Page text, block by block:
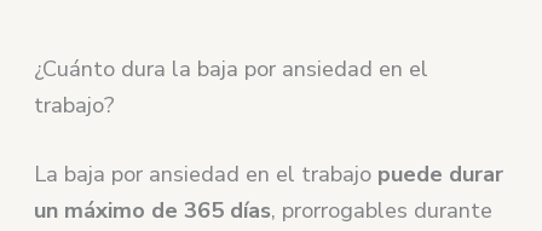
¿Cuánto dura la baja por ansiedad en el
trabajo?
La baja por ansiedad en el trabajo puede durar
un máximo de 365 días, prorrogables durante